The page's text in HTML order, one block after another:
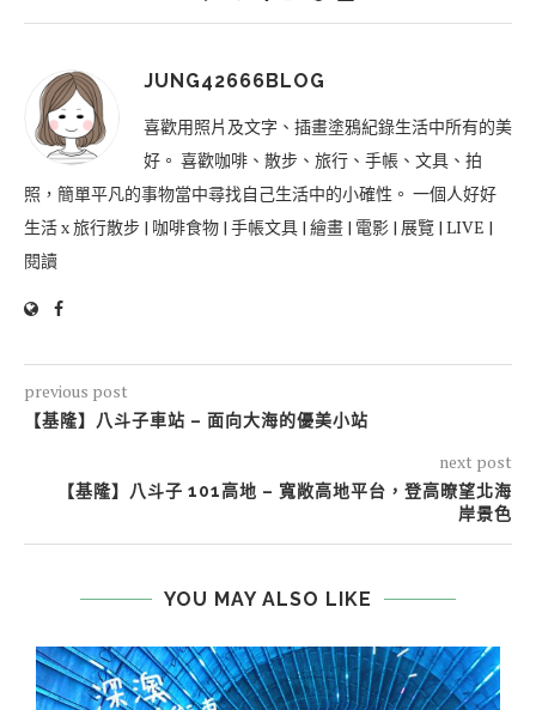
JUNG42666BLOG
喜歡用照片及文字、插畫塗鴉紀錄生活中所有的美
好。 喜歡咖啡、散步、旅行、手帳、文具、拍
照，簡單平凡的事物當中尋找自己生活中的小確性。 一個人好好
生活 x 旅行散步 | 咖啡食物 | 手帳文具 | 繪畫 | 電影 | 展覽 | LIVE |
閱讀
previous post
【基隆】八斗子車站 – 面向大海的優美小站
next post
【基隆】八斗子 101高地 – 寬敞高地平台，登高暸望北海
岸景色
YOU MAY ALSO LIKE